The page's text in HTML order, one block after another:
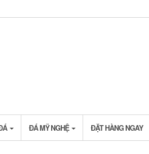
ĐÁ MỸ NGHỆ ĐẶT HÀNG NGAY